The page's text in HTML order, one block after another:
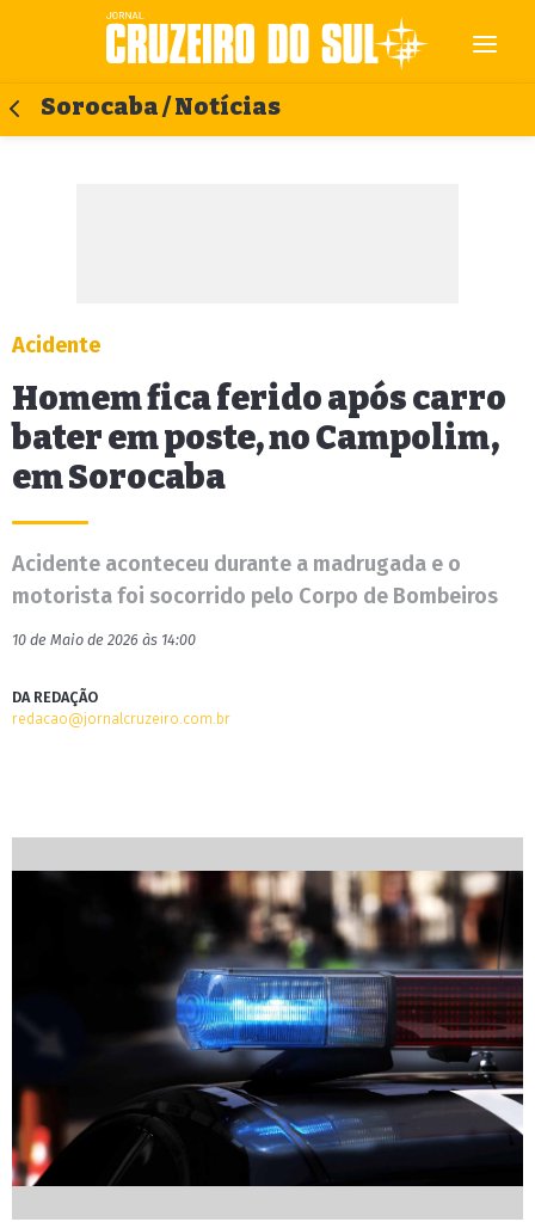
Sorocaba / Notícias
Acidente
Homem fica ferido após carro
bater em poste, no Campolim,
em Sorocaba
Acidente aconteceu durante a madrugada e o
motorista foi socorrido pelo Corpo de Bombeiros
10 de Maio de 2026 às 14:00
DA REDAÇÃO
redacao@jornalcruzeiro.com.br